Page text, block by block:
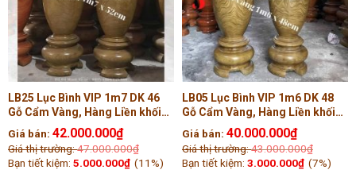
LB25 Lục Bình VIP 1m7 DK 46
Gỗ Cẩm Vàng, Hàng Liền khối
Tiện Tay ( Bác Nam, Bình
Dương )
Giá bán: 42.000.000₫
Giá thị trường:47.000.000₫
Bạn tiết kiệm: 5.000.000₫ (11%)
LB05 Lục Bình VIP 1m6 DK 48
Gỗ Cẩm Vàng, Hàng Liền khối
Tiện Tay ( Chú Công, Nam Định
)
Giá bán: 40.000.000₫
Giá thị trường:43.000.000₫
Bạn tiết kiệm: 3.000.000₫ (7%)